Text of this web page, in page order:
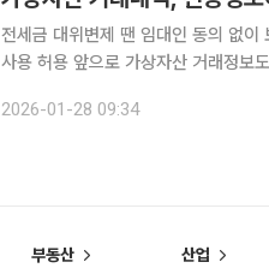
전세금 대위변제 땐 임대인 동의 없
사용 허용 앞으로 가상자산 거래정보도 신용정보에 편입된다. 전세금을 돌려주지 않은 악성 임대인
의 이용 및 보호에 관한 법률 시행령'
2026-01-28 09:34
부동산 산업